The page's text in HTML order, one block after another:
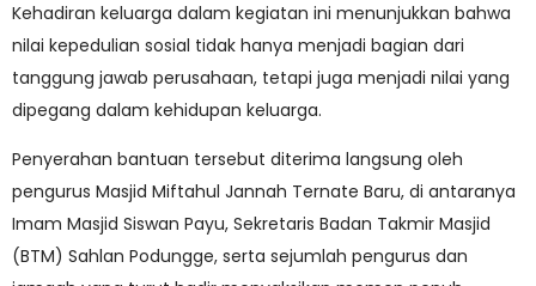
Kehadiran keluarga dalam kegiatan ini menunjukkan bahwa
nilai kepedulian sosial tidak hanya menjadi bagian dari
tanggung jawab perusahaan, tetapi juga menjadi nilai yang
dipegang dalam kehidupan keluarga.
Penyerahan bantuan tersebut diterima langsung oleh
pengurus Masjid Miftahul Jannah Ternate Baru, di antaranya
Imam Masjid Siswan Payu, Sekretaris Badan Takmir Masjid
(BTM) Sahlan Podungge, serta sejumlah pengurus dan